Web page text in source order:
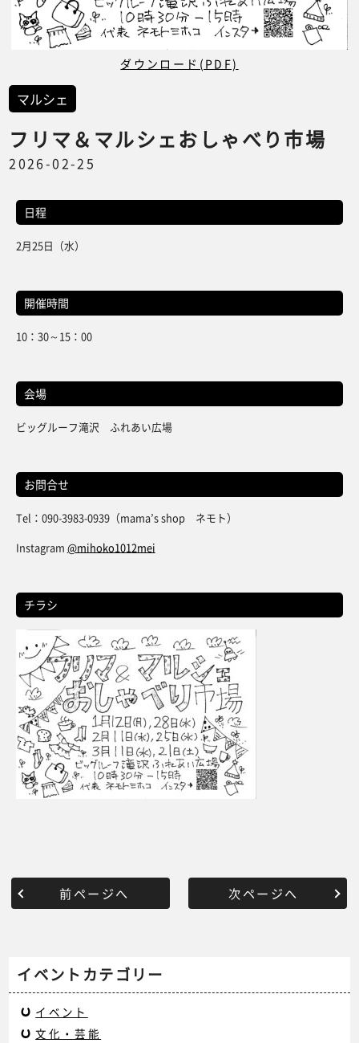
ダウンロード(PDF)
マルシェ
フリマ＆マルシェおしゃべり市場
2026-02-25
日程
2月25日（水）
開催時間
10：30～15：00
会場
ビッグルーフ滝沢 ふれあい広場
お問合せ
Tel：090-3983-0939（mama’s shop ネモト）
Instagram @mihoko1012mei
チラシ
前ページへ 次ページへ
イベントカテゴリー
イベント
文化・芸能